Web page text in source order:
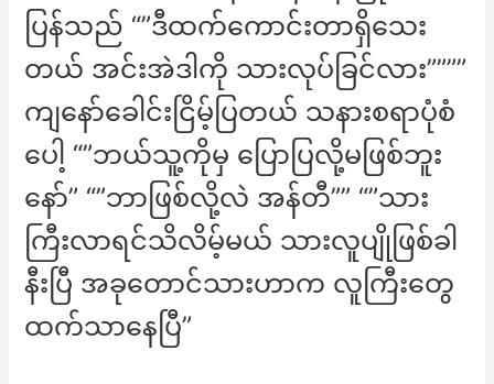
ပြန်သည် “”ဒီထက်ကောင်းတာရှိသေး
တယ် အင်းအဲဒါကို သားလုပ်ခြင်လား””””
ကျနော်ခေါင်းငြိမ့်ပြတယ် သနားစရာပုံစံ
ပေါ့ “”ဘယ်သူ့ကိုမှ ပြောပြလို့မဖြစ်ဘူး
နော်” “”ဘာဖြစ်လို့လဲ အန်တီ”” “”သား
ကြီးလာရင်သိလိမ့်မယ် သားလူပျိုဖြစ်ခါ
နီးပြီ အခုတောင်သားဟာက လူကြီးတွေ
ထက်သာနေပြီ”